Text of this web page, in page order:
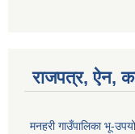
राजपत्र, ऐन,
मनहरी गाउँपालिका भू-